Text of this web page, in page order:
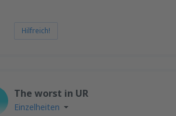
Hilfreich!
The worst in UR
Einzelheiten